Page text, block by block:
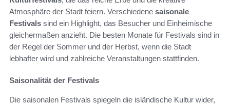
Atmosphäre der Stadt feiern. Verschiedene saisonale
Festivals sind ein Highlight, das Besucher und Einheimische
gleichermaßen anzieht. Die besten Monate für Festivals sind in
der Regel der Sommer und der Herbst, wenn die Stadt
lebhafter wird und zahlreiche Veranstaltungen stattfinden.
Saisonalität der Festivals
Die saisonalen Festivals spiegeln die isländische Kultur wider,